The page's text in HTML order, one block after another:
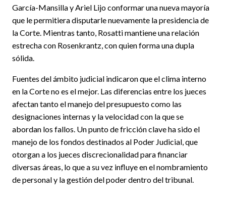
García-Mansilla y Ariel Lijo conformar una nueva mayoría
que le permitiera disputarle nuevamente la presidencia de
la Corte. Mientras tanto, Rosatti mantiene una relación
estrecha con Rosenkrantz, con quien forma una dupla
sólida.
Fuentes del ámbito judicial indicaron que el clima interno
en la Corte no es el mejor. Las diferencias entre los jueces
afectan tanto el manejo del presupuesto como las
designaciones internas y la velocidad con la que se
abordan los fallos. Un punto de fricción clave ha sido el
manejo de los fondos destinados al Poder Judicial, que
otorgan a los jueces discrecionalidad para financiar
diversas áreas, lo que a su vez influye en el nombramiento
de personal y la gestión del poder dentro del tribunal.